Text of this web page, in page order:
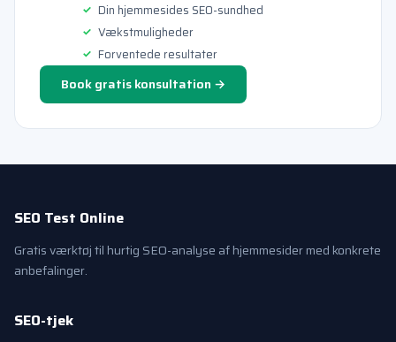
Din hjemmesides SEO-sundhed
Vækstmuligheder
Forventede resultater
Book gratis konsultation →
SEO Test Online
Gratis værktøj til hurtig SEO-analyse af hjemmesider med konkrete
anbefalinger.
SEO-tjek